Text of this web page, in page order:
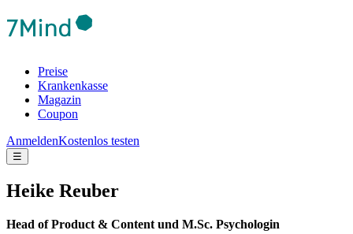
Preise
Krankenkasse
Magazin
Coupon
AnmeldenKostenlos testen
☰
Heike Reuber
Head of Product & Content und M.Sc. Psychologin